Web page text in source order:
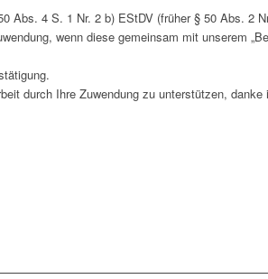
Abs. 4 S. 1 Nr. 2 b) EStDV (früher § 50 Abs. 2
wenn diese gemeinsam mit unserem
durch Ihre Zuwendung zu unterstützen, danke